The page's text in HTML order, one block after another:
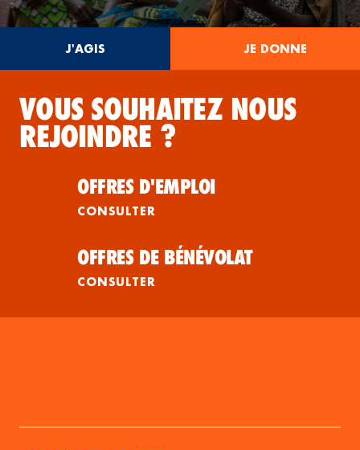
J'AGIS JE DONNE
VOUS SOUHAITEZ NOUS
REJOINDRE ?
OFFRES D'EMPLOI
CONSULTER
OFFRES DE BÉNÉVOLAT
CONSULTER